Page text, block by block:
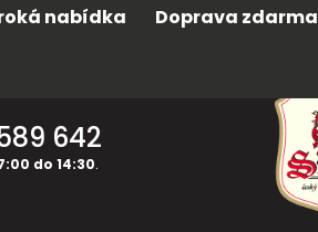
nabídka Doprava zdarma
642
do 14:30.